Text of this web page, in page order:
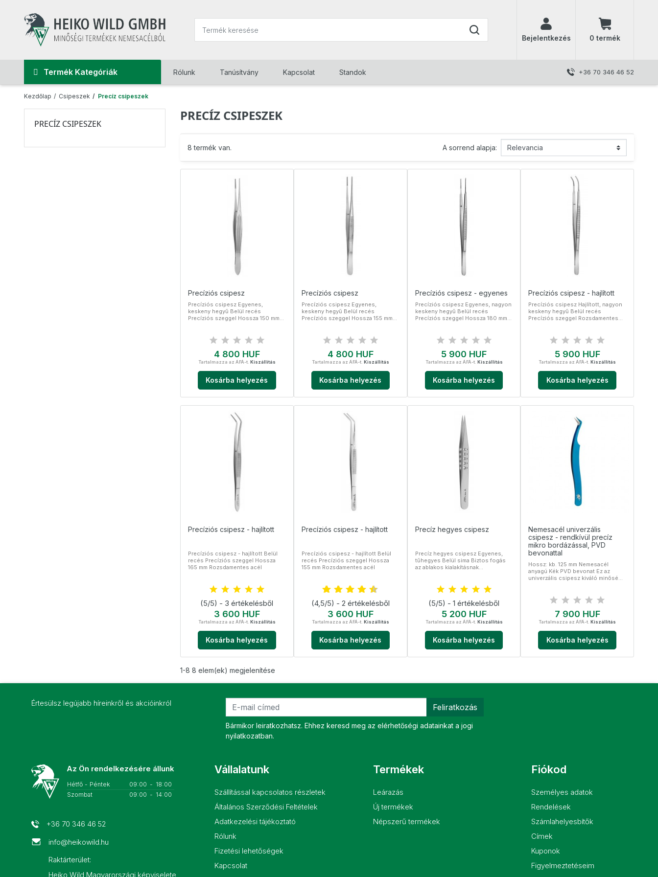
Bejelentkezés 0 termék)
Termék Kategóriák Rólunk Tanúsítvány Kapcsolat Standok +36 70 346 46 52
Kezdőlap Csipeszek Precíz csipeszek
PRECÍZ CSIPESZEK
PRECÍZ CSIPESZEK
8 termék van. A sorrend alapja:
Precíziós csipesz
Precíziós csipesz Egyenes,
keskeny hegyű Belül recés
Precíziós szeggel Hossza 150 mm
Ár
4 800 HUF
Tartalmazza az ÁFÁ-t. Kiszállítás
Kosárba helyezés
Precíziós csipesz
Precíziós csipesz Egyenes,
keskeny hegyű Belül recés
Precíziós szeggel Hossza 155 mm
Ár
4 800 HUF
Tartalmazza az ÁFÁ-t. Kiszállítás
Kosárba helyezés
Precíziós csipesz - egyenes
Precíziós csipesz Egyenes, nagyon
keskeny hegyű Belül recés
Precíziós szeggel Hossza 180 mm
Ár
5 900 HUF
Tartalmazza az ÁFÁ-t. Kiszállítás
Kosárba helyezés
Precíziós csipesz - hajlított
Precíziós csipesz Hajlított, nagyon
keskeny hegyű Belül recés
Precíziós szeggel Rozsdamentes
Ár
5 900 HUF
Tartalmazza az ÁFÁ-t. Kiszállítás
Kosárba helyezés
Precíziós csipesz - hajlított
Precíziós csipesz - hajlított Belül
recés Precíziós szeggel Hossza
165 mm Rozsdamentes acél
(5/5) - 3 értékelésből
Ár
3 600 HUF
Tartalmazza az ÁFÁ-t. Kiszállítás
Kosárba helyezés
Precíziós csipesz - hajlított
Precíziós csipesz - hajlított Belül
recés Precíziós szeggel Hossza
155 mm Rozsdamentes acél
(4,5/5) - 2 értékelésből
Ár
3 600 HUF
Tartalmazza az ÁFÁ-t. Kiszállítás
Kosárba helyezés
Precíz hegyes csipesz
Precíz hegyes csipesz Egyenes,
tűhegyes Belül sima Biztos fogás
az ablakos kialakításnak
(5/5) - 1 értékelésből
Ár
5 200 HUF
Tartalmazza az ÁFÁ-t. Kiszállítás
Kosárba helyezés
Nemesacél univerzális
csipesz - rendkívül precíz
mikro bordázással, PVD
bevonattal
Hossz: kb. 125 mm Nemesacél
anyagú Kék PVD bevonat Ez az
univerzális csipesz kiváló minőségű
rendelkezik, amely biztosítja a
precíz és erőteljes fogást A kék
PVD bevonat nemcsak esztétikus,
hanem növeli a csipesz tartósságát
és korrózióállóságát is
Ár
7 900 HUF
Tartalmazza az ÁFÁ-t. Kiszállítás
Kosárba helyezés
1-8 8 elem(ek) megjelenítése
Értesülsz legújabb híreinkről és akcióinkról Feliratkozás
Bármikor leiratkozhatsz. Ehhez keresd meg az elérhetőségi adatainkat a jogi
nyilatkozatban.
Az Ön rendelkezésére állunk
Hétfő - Péntek 09:00 - 18:00
Szombat
09:00 - 14:00
+36 70 346 46 52
info@heikowild.hu
Raktárterület:
Heiko Wild Magyarországi képviselete
Vállalatunk
Szállítással kapcsolatos részletek
Általános Szerződési Feltételek
Adatkezelési tájékoztató
Rólunk
Fizetési lehetőségek
Kapcsolat
Termékek
Leárazás
Új termékek
Népszerű termékek
Fiókod
Személyes adatok
Rendelések
Számlahelyesbítők
Címek
Kuponok
Figyelmeztetéseim